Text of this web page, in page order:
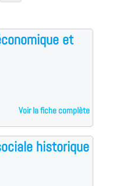
et
Voir la fiche complète
historique